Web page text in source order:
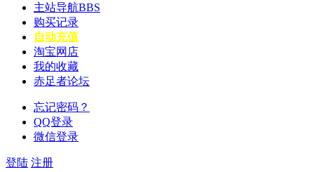
主站导航BBS
购买记录
自动充值
淘宝网店
我的收藏
赤足者论坛
忘记密码？
QQ登录
微信登录
登陆 注册